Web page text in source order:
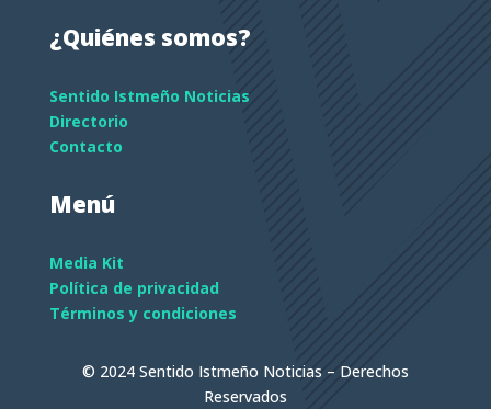
¿Quiénes somos?
Sentido Istmeño Noticias
Directorio
Contacto
Menú
Media Kit
Política de privacidad
Términos y condiciones
© 2024 Sentido Istmeño Noticias – Derechos
Reservados